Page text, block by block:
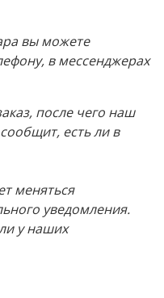
вы можете
в мессенджерах
после чего наш
есть ли в
меняться
уведомления.
у наших